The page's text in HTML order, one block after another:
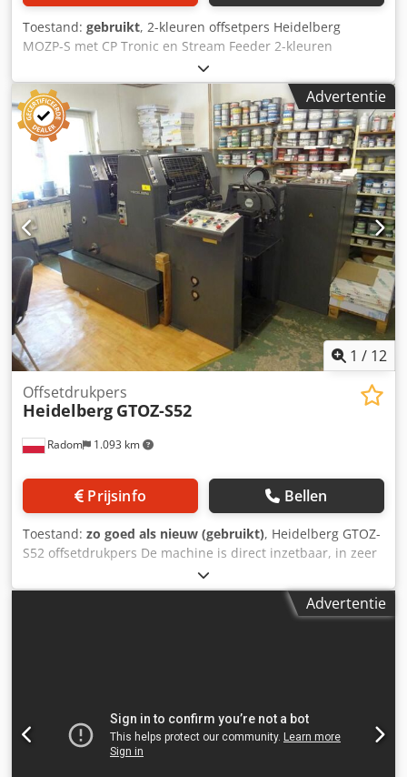
Toestand: gebruikt, 2-kleuren offsetpers Heidelberg
MOZP-S met CP Tronic en Stream Feeder 2-kleuren
offsetdrukpers Heidelberg MOZP-S Credjylkwvopfx Anijf
Bouwjaar: 1990 – Serienummer: 610975 Formaat minimaal
280 x 280 mm – maximaal 480 x 650 mm Tellerstand: 66
miljoen afdrukken Vochtigingssysteem: AQUATRON CP
Tronic Draaien: 1/1 – 2/0 Max. snelheid: 8.000 vel/uur
Online video-inspectie via WhatsApp – MS Zoom –
Telegram Op voorraad in Emskirchen/Nürnberg – Direct
beschikbaar – Proefdraaien mogelijk
Advertentie
1 / 12
Radom 1.093 km
Offsetdrukpers
Heidelberg GTOZ-S52
Prijsinfo Bellen
Toestand: zo goed als nieuw (gebruikt), Heidelberg GTOZ-
S52 offsetdrukpers De machine is direct inzetbaar, in zeer
goede staat, afkomstig uit een kleine drukkerij. Technische
gegevens: Formaat: 36x52cm 2 druktorens Gewicht: 3000kg
Stroomvoorziening: 400V Bouwjaar: 1994 Baldwin alcohol
Advertentie